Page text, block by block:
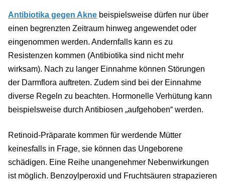
Antibiotika gegen Akne beispielsweise dürfen nur über
einen begrenzten Zeitraum hinweg angewendet oder
eingenommen werden. Andernfalls kann es zu
Resistenzen kommen (Antibiotika sind nicht mehr
wirksam). Nach zu langer Einnahme können Störungen
der Darmflora auftreten. Zudem sind bei der Einnahme
diverse Regeln zu beachten. Hormonelle Verhütung kann
beispielsweise durch Antibiosen „aufgehoben“ werden.
Retinoid-Präparate kommen für werdende Mütter
keinesfalls in Frage, sie können das Ungeborene
schädigen. Eine Reihe unangenehmer Nebenwirkungen
ist möglich. Benzoylperoxid und Fruchtsäuren strapazieren